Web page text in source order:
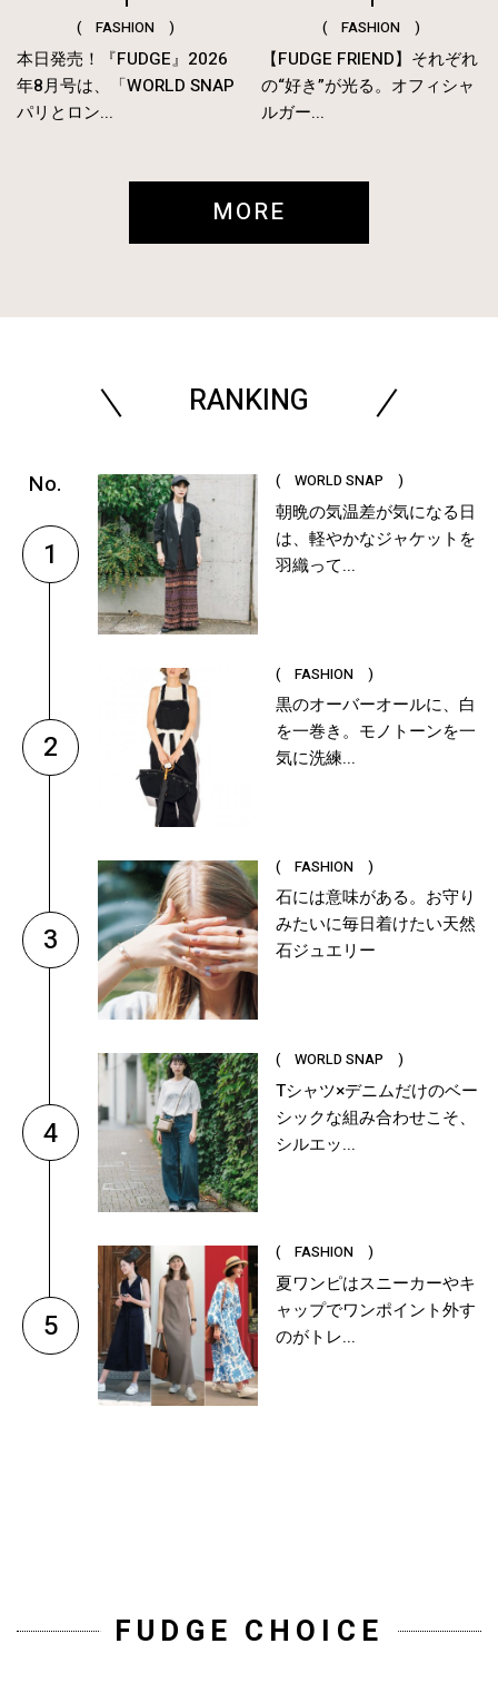
( FASHION )
本日発売！『FUDGE』2026
年8月号は、「WORLD SNAP
パリとロン...
( FASHION )
【FUDGE FRIEND】それぞれ
の“好き”が光る。オフィシャ
ルガー...
MORE
RANKING
1
( WORLD SNAP )
朝晩の気温差が気になる日
は、軽やかなジャケットを
羽織って...
2
( FASHION )
黒のオーバーオールに、白
を一巻き。モノトーンを一
気に洗練...
3
( FASHION )
石には意味がある。お守り
みたいに毎日着けたい天然
石ジュエリー
4
( WORLD SNAP )
Tシャツ×デニムだけのベー
シックな組み合わせこそ、
シルエッ...
5
( FASHION )
夏ワンピはスニーカーやキ
ャップでワンポイント外す
のがトレ...
FUDGE CHOICE